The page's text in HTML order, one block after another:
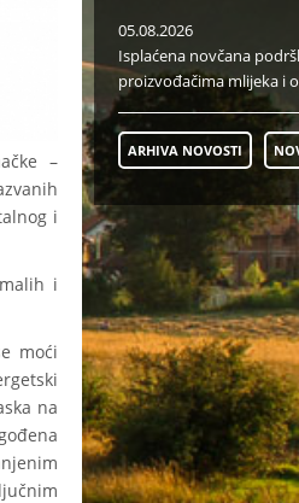
–
i
i
moći
na
05.08.2026
Isplaćena novčana
proizvođačima mlijeka i
ARHIVA NOVOSTI